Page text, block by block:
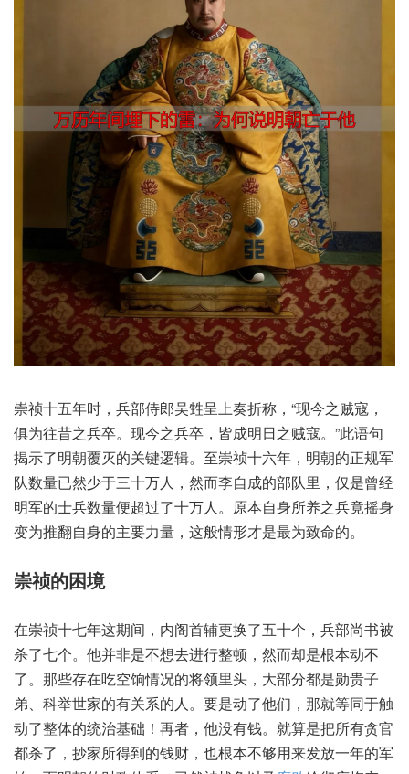
崇祯十五年时，兵部侍郎吴甡呈上奏折称，“现今之贼寇，
俱为往昔之兵卒。现今之兵卒，皆成明日之贼寇。”此语句
揭示了明朝覆灭的关键逻辑。至崇祯十六年，明朝的正规军
队数量已然少于三十万人，然而李自成的部队里，仅是曾经
明军的士兵数量便超过了十万人。原本自身所养之兵竟摇身
变为推翻自身的主要力量，这般情形才是最为致命的。
崇祯的困境
在崇祯十七年这期间，内阁首辅更换了五十个，兵部尚书被
杀了七个。他并非是不想去进行整顿，然而却是根本动不
了。那些存在吃空饷情况的将领里头，大部分都是勋贵子
弟、科举世家的有关系的人。要是动了他们，那就等同于触
动了整体的统治基础！再者，他没有钱。就算是把所有贪官
都杀了，抄家所得到的钱财，也根本不够用来发放一年的军